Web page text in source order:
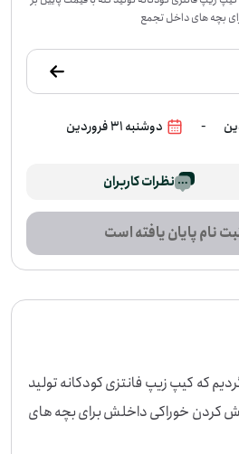
بچه های داخل تجمع
- دوشنبه 31 فروردین
نظرات کاربران
نام پایان یافته است
که کیپ زیپ فانتزی کودکانه تولید
کردن خوراکی داخلش برای بچه های